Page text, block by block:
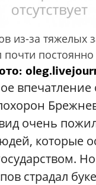
из-за тяжелых
постоянно
впечатление
очень
которые
страдал